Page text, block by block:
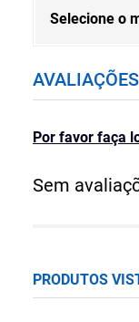
Selecione o
AVALIAÇÕES
Por favor faça
Sem
PRODUTOS